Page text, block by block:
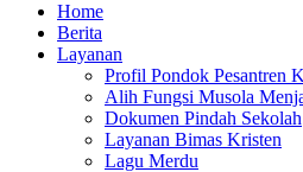
Home
Berita
Layanan
Profil Pondok Pesantren
Alih Fungsi Musola
Dokumen Pindah Sekolah
Layanan Bimas Kristen
Lagu Merdu